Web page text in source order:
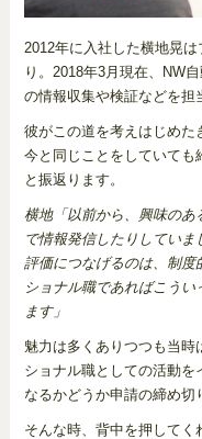
2012年に入社した横地晃
り。2018年3月現在、NW
の情報収集や検証などを担
彼がこの道を考えはじめた
今と同じことをしていても
と振返ります。
横地「以前から、興味のあ
で情報発信したりしてい
評価につなげるのは、制度
ショナル職であればこう
ます」
魅力は多くありつつも当時
ショナル職としての活動を
なるかどうか申請の締め切
そんな時、背中を押してく